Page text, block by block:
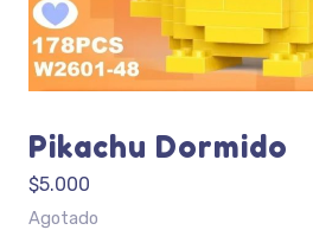
Pikachu Dormido
$5.000
Agotado